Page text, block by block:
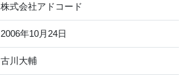
株式会社アドコード
2006年10月24日
古川大輔